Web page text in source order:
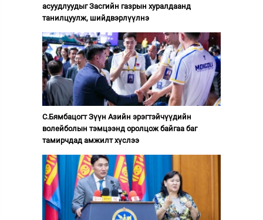
асуудлуудыг Засгийн газрын хуралдаанд
танилцуулж, шийдвэрлүүлнэ
С.Бямбацогт Зүүн Азийн эрэгтэйчүүдийн
волейболын тэмцээнд оролцож байгаа баг
тамирчдад амжилт хүслээ